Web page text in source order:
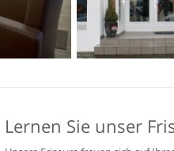
Lernen Sie unser